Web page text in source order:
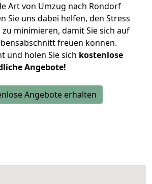
Art von Umzug nach Rondorf
Sie uns dabei helfen, den Stress
minimieren, damit Sie sich auf
freuen können.
und holen Sie sich kostenlose
Angebote!
Angebote erhalten